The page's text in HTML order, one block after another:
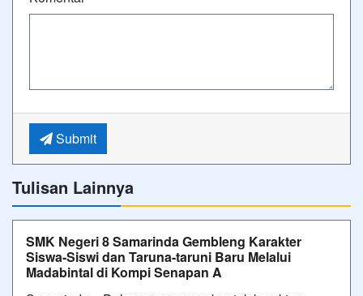
Submit
Tulisan Lainnya
SMK Negeri 8 Samarinda Gembleng Karakter
Siswa-Siswi dan Taruna-taruni Baru Melalui
Madabintal di Kompi Senapan A